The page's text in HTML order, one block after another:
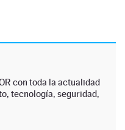
con toda la actualidad
tecnología, seguridad,